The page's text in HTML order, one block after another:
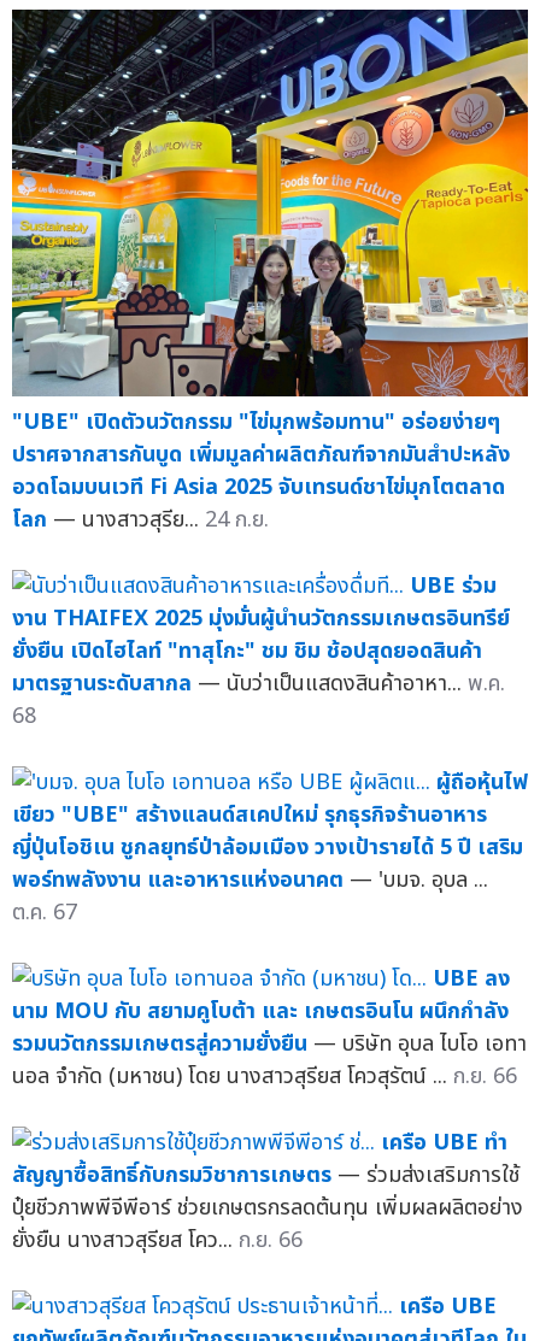
"UBE" เปิดตัวนวัตกรรม "ไข่มุกพร้อมทาน" อร่อยง่ายๆ
ปราศจากสารกันบูด เพิ่มมูลค่าผลิตภัณฑ์จากมันสำปะหลัง
อวดโฉมบนเวที Fi Asia 2025 จับเทรนด์ชาไข่มุกโตตลาด
โลก — นางสาวสุรีย... 24 ก.ย.
UBE ร่วม
งาน THAIFEX 2025 มุ่งมั่นผู้นำนวัตกรรมเกษตรอินทรีย์
ยั่งยืน เปิดไฮไลท์ "ทาสุโกะ" ชม ชิม ช้อปสุดยอดสินค้า
มาตรฐานระดับสากล — นับว่าเป็นแสดงสินค้าอาหา... พ.ค.
68
ผู้ถือหุ้นไฟ
เขียว "UBE" สร้างแลนด์สเคปใหม่ รุกธุรกิจร้านอาหาร
ญี่ปุ่นโอชิเน ชูกลยุทธ์ป่าล้อมเมือง วางเป้ารายได้ 5 ปี เสริม
พอร์ทพลังงาน และอาหารแห่งอนาคต — 'บมจ. อุบล ...
ต.ค. 67
UBE ลง
นาม MOU กับ สยามคูโบต้า และ เกษตรอินโน ผนึกกำลัง
รวมนวัตกรรมเกษตรสู่ความยั่งยืน — บริษัท อุบล ไบโอ เอทา
นอล จำกัด (มหาชน) โดย นางสาวสุรียส โควสุรัตน์ ... ก.ย. 66
เครือ UBE ทำ
สัญญาซื้อสิทธิ์กับกรมวิชาการเกษตร — ร่วมส่งเสริมการใช้
ปุ๋ยชีวภาพพีจีพีอาร์ ช่วยเกษตรกรลดต้นทุน เพิ่มผลผลิตอย่าง
ยั่งยืน นางสาวสุรียส โคว... ก.ย. 66
เครือ UBE